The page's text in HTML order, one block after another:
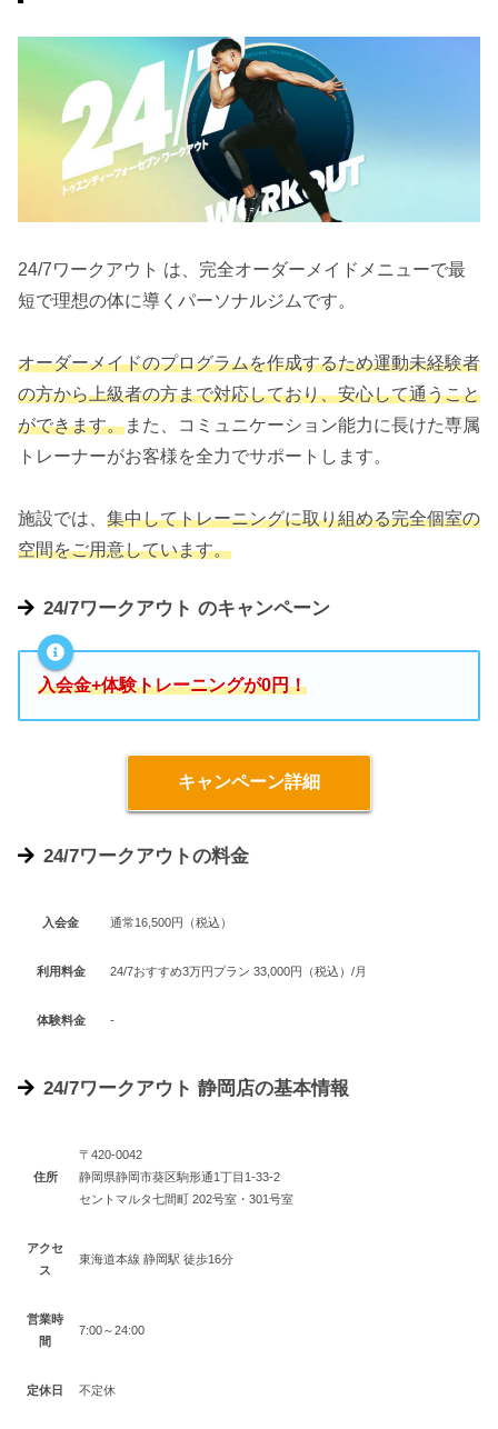
24/7ワークアウト は、完全オーダーメイドメニューで最
短で理想の体に導くパーソナルジムです。
オーダーメイドのプログラムを作成するため運動未経験者
の方から上級者の方まで対応しており、安心して通うこと
ができます。また、コミュニケーション能力に長けた専属
トレーナーがお客様を全力でサポートします。
施設では、 集中してトレーニングに取り組める完全個室の
空間をご用意しています。
24/7ワークアウト のキャンペーン
入会金+体験トレーニングが0円！
キャンペーン詳細
24/7ワークアウトの料金
入会金 通常16,500円（税込）
利用料金 24/7おすすめ3万円プラン 33,000円（税込）/月
体験料金 ‐
24/7ワークアウト 静岡店の基本情報
住所
〒420-0042
静岡県静岡市葵区駒形通1丁目1-33-2
セントマルタ七間町 202号室・301号室
アクセ
ス
東海道本線 静岡駅 徒歩16分
営業時
間
7:00～24:00
定休日 不定休